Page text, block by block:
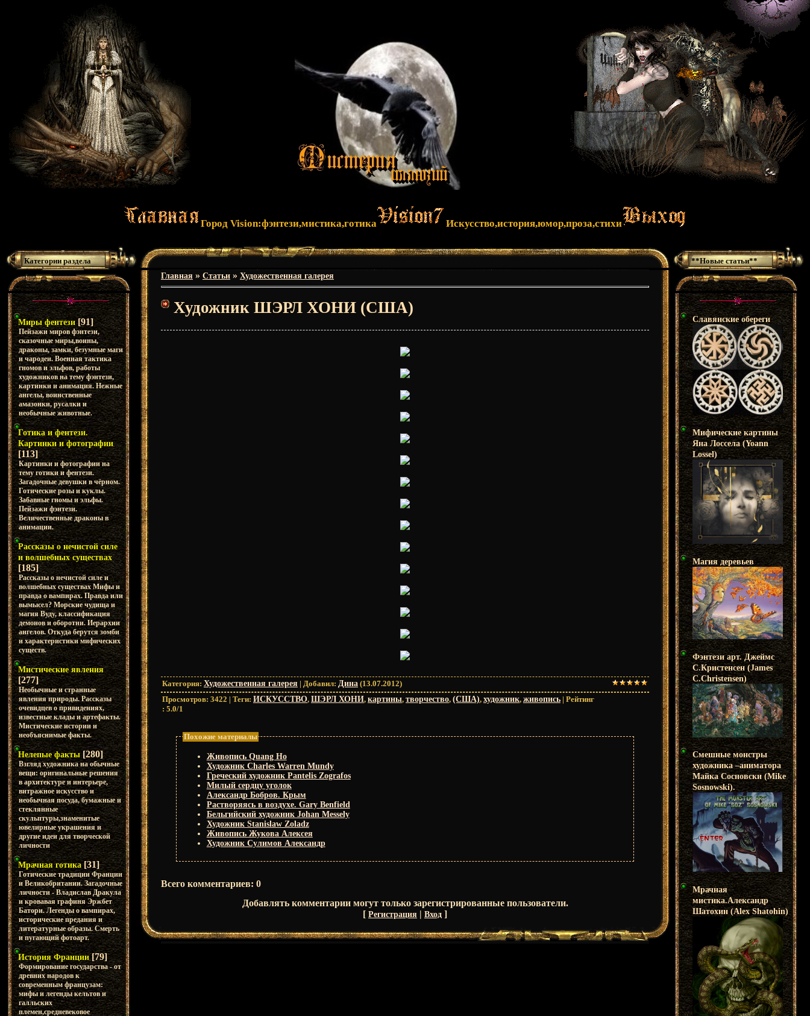
Город Vision:фэнтези,мистика,готика Искусство,история,юмор,проза,стихи
Категории раздела
Миры фентези [91]
Пейзажи миров фэнтези,
сказочные миры,воины,
драконы, замки, безумные маги
и чародеи. Военная тактика
гномов и эльфов, работы
художников на тему фэнтези,
картинки и анимация. Нежные
ангелы, воинственные
амазонки, русалки и
необычные животные.
Готика и фентези.
Картинки и фотографии
[113]
Картинки и фотографии на
тему готики и фентези.
Загадочные девушки в чёрном.
Готические розы и куклы.
Забавные гномы и эльфы.
Пейзажи фэнтези.
Величественные драконы в
анимации.
Рассказы о нечистой силе
и волшебных существах
[185]
Рассказы о нечистой силе и
волшебных существах Мифы и
правда о вампирах. Правда или
вымысел? Морские чудища и
магия Вуду, классификация
демонов и оборотни. Иерархии
ангелов. Откуда берутся зомби
и характеристики мифических
существ.
Мистические явления
[277]
Необычные и странные
явления природы. Рассказы
очевидцев о привидениях,
известные клады и артефакты.
Мистические истории и
необъяснимые факты.
Нелепые факты [280]
Взгляд художника на обычные
вещи: оригинальные решения
в архитектуре и интерьере,
витражное искусство и
необычная посуда, бумажные и
стеклянные
скульптуры,знаменитые
ювелирные украшения и
другие идеи для творческой
личности
Мрачная готика [31]
Готические традиции Франции
и Великобритании. Загадочные
личности - Владислав Дракула
и кровавая графиня Эржбет
Батори. Легенды о вампирах,
исторические предания и
литературные образы. Смерть
и пугающий фотоарт.
История Франции [79]
Формирование государства - от
древних народов к
современным французам:
мифы и легенды кельтов и
галльских
племен,средневековое
Главная » Статьи » Художественная галерея
Художник ШЭРЛ ХОНИ (США)
Категория: Художественная галерея | Добавил: Дина (13.07.2012)
Просмотров: 3422 | Теги: ИСКУССТВО, ШЭРЛ ХОНИ, картины, творчество, (США), художник, живопись | Рейтинг
: 5.0/1
Похожие материалы
Живопись Quang Ho
Художник Charles Warren Mundy
Греческий художник Pantelis Zografos
Милый сердцу уголок
Александр Бобров. Крым
Растворяясь в воздухе. Gary Benfield
Бельгийский художник Johan Messely
Художник Stanislaw Zoladz
Живопись Жукова Алексея
Художник Сулимов Александр
Всего комментариев: 0
Добавлять комментарии могут только зарегистрированные пользователи.
[ Регистрация | Вход ]
**Новые статьи**
Славянские обереги
Мифические картины
Яна Лоссела (Yoann
Lossel)
Магия деревьев
Фэнтези арт. Джеймс
С.Кристенсен (James
C.Christensen)
Смешные монстры
художника –аниматора
Майка Сосновски (Mike
Sosnowski).
Мрачная
мистика.Александр
Шатохин (Alex Shatohin)